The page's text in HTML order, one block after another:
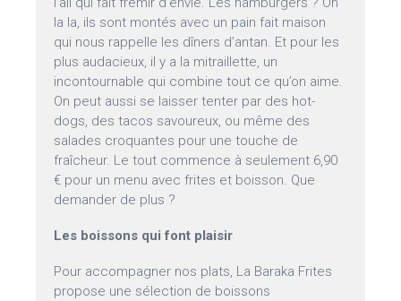
la la, ils sont montés avec un pain fait maison
qui nous rappelle les dîners d’antan. Et pour les
plus audacieux, il y a la mitraillette, un
incontournable qui combine tout ce qu’on aime.
On peut aussi se laisser tenter par des hot-
dogs, des tacos savoureux, ou même des
salades croquantes pour une touche de
fraîcheur. Le tout commence à seulement 6,90
€ pour un menu avec frites et boisson. Que
demander de plus ?
Les boissons qui font plaisir
Pour accompagner nos plats, La Baraka Frites
propose une sélection de boissons